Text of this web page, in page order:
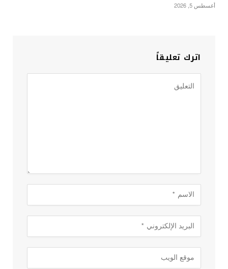
أغسطس 5, 2026
اترك تعليقاً